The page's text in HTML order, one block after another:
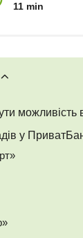
11 min
можливість
у